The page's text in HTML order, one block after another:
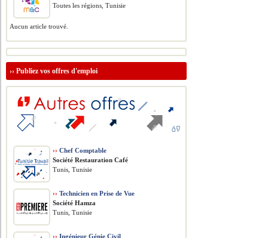
Toutes les régions, Tunisie
Aucun article trouvé.
››Publiez vos offres d'emploi
›› Chef Comptable
Société Restauration Café
Tunis, Tunisie
›› Technicien en Prise de Vue
Société Hamza
Tunis, Tunisie
›› Ingénieur Génie Civil